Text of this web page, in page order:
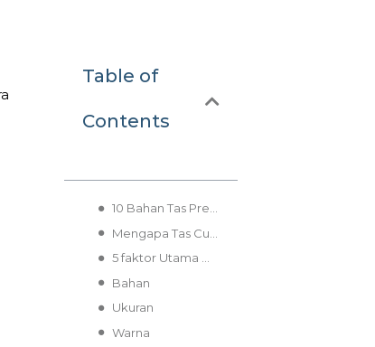
Table of
Contents
Bahan
Ukuran
Warna